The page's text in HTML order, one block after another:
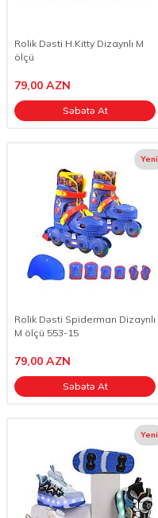
Rolik Dəsti H.Kitty Dizaynlı M
ölçü
79,00 AZN
Səbətə At
Yeni
Rolik Dəsti Spiderman Dizaynlı
M ölçü 553-15
79,00 AZN
Səbətə At
Yeni